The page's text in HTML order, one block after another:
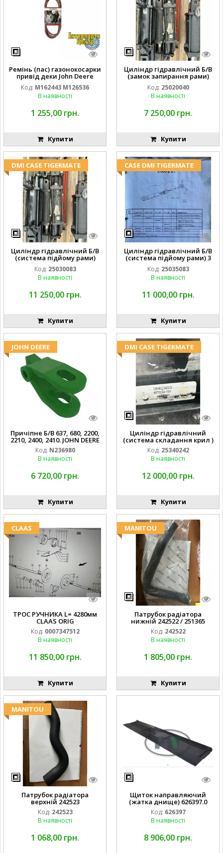
Ремінь (пас) газонокосарки
привід деки John Deere
M162443 M126536
Код: M162443 M126536
В наявності
1 255,00 грн.
Купити
Циліндр гідравлічний Б/В
(замок запирання рами)
2''X4'' 25320040
Код: 25020040
В наявності
7 250,00 грн.
Купити
DMI CASE TIGERMATE
Циліндр гідравлічний Б/В
(система підйому рами)
3X8 87423768
Код: 25030083
В наявності
11 250,00 грн.
Купити
CASE DMI TIGERMATE
Циліндр гідравлічний Б/В
(система підйому рами) 3
1/2 84255910
Код: 25035083
В наявності
11 000,00 грн.
Купити
JOHN DEERE
Причіпне Б/В 637, 680, 2200,
2210, 2400, 2410. JOHN DEERE
Код: N236980
В наявності
6 720,00 грн.
Купити
DMI CASE TIGERMATE
Циліндр гідравлічний
(система складання крил )
Код: 25340242
В наявності
12 000,00 грн.
Купити
CLAAS
ТРОС РУЧНИКА L= 4280мм
CLAAS ORIG
Код: 0007347512
В наявності
11 850,00 грн.
Купити
MANITOU
Патрубок радіатора
нижній 242522 / 251365
Код: 242522
В наявності
1 805,00 грн.
Купити
MANITOU
Патрубок радіатора
верхній 242523
Код: 242523
В наявності
1 068,00 грн.
Щиток направляючий
(жатка днище) 626397.0
Код: 626397
В наявності
8 906,00 грн.